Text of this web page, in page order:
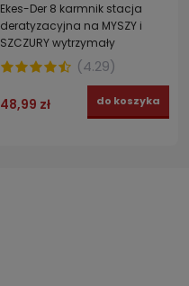
Ekes-Der 8 karmnik stacja
deratyzacyjna na MYSZY i
SZCZURY wytrzymały
ocynkowany
(4.29)
48,99 zł do koszyka